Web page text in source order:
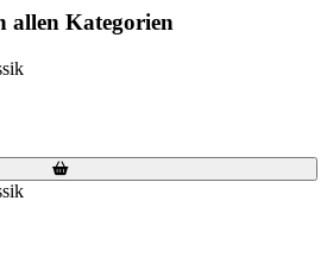
allen Kategorien